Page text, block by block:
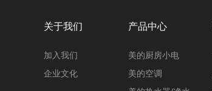
关于我们
加入我们
企业文化
产品中心
美的厨房小电
美的空调